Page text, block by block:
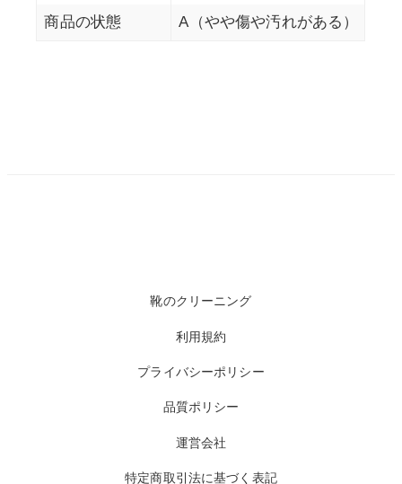
商品の状態 A（やや傷や汚れがある）
靴のクリーニング
利用規約
プライバシーポリシー
品質ポリシー
運営会社
特定商取引法に基づく表記